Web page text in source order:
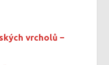
vrcholů –